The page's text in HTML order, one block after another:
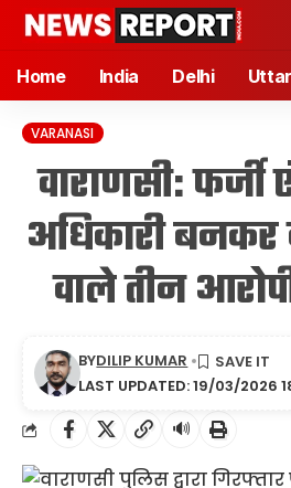
Home India Delhi
VARANASI
वाराणसी:
अधिकारी
वाले तीन
LAST UPDATED: 19/03/2026
BYDILIP KUMAR
🔊